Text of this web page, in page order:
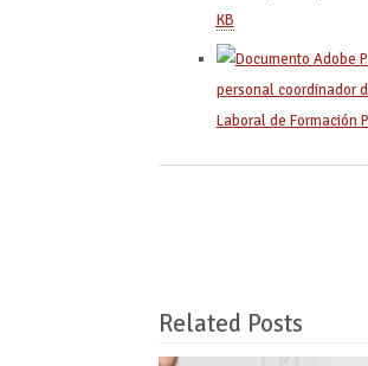
KB
personal coordinador
Laboral de Formación
Related Posts